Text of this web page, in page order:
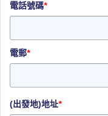
電話號碼*
電郵*
(出發地)地址*